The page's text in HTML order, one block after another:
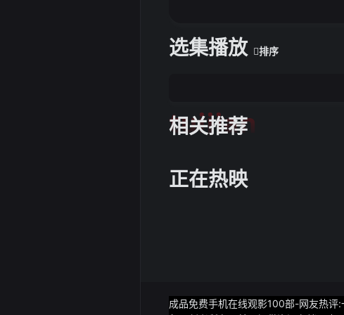
选集播放 排序
相关推荐
tuijian
正在热映
成品免费手机在线观影100部-网友热